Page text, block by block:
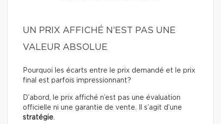
UN PRIX AFFICHÉ N’EST PAS UNE
VALEUR ABSOLUE
Pourquoi les écarts entre le prix demandé et le prix
final est parfois impressionnant?
D’abord, le prix affiché n’est pas une évaluation
officielle ni une garantie de vente. Il s’agit d’une
stratégie.